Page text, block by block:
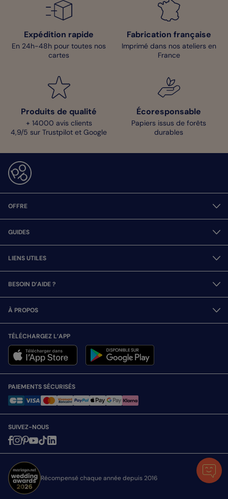
Expédition rapide
En 24h-48h pour toutes nos
cartes
Fabrication française
Imprimé dans nos ateliers en
France
Produits de qualité
+ 14000 avis clients
4,9/5 sur Trustpilot et Google
Écoresponsable
Papiers issus de forêts
durables
OFFRE
GUIDES
LIENS UTILES
BESOIN D’AIDE ?
À PROPOS
TÉLÉCHARGEZ L’APP
PAIEMENTS SÉCURISÉS
SUIVEZ-NOUS
Récompensé chaque année depuis 2016